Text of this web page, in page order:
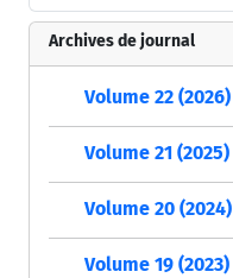
Archives de journal
Volume 22 (2026)
Volume 21 (2025)
Volume 20 (2024)
Volume 19 (2023)